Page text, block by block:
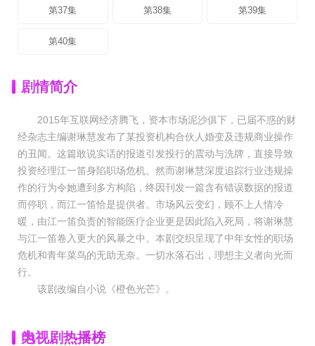
第37集 第38集 第39集
第40集
剧情简介
2015年互联网经济腾飞，资本市场泥沙俱下，已届不惑的财
经杂志主编谢琳慧发布了某投资机构合伙人婚变及违规商业操作
的丑闻。这篇敢说实话的报道引发投行的震动与洗牌，直接导致
投资经理江一笛身陷职场危机。然而谢琳慧深度追踪行业违规操
作的行为令她遭到多方构陷，终因刊发一篇含有错误数据的报道
而停职，而江一笛恰是提供者。市场风云变幻，顾不上人情冷
暖，由江一笛负责的智能医疗企业更是因此陷入死局，将谢琳慧
与江一笛卷入更大的风暴之中。本剧交织呈现了中年女性的职场
危机和青年菜鸟的无助无奈。一切水落石出，理想主义者向光而
行。
该剧改编自小说《橙色光芒》。
为
电视剧热播榜